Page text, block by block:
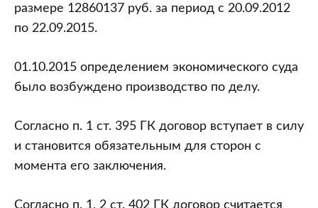
размере 12860137 руб. за период с 20.09.2012
по 22.09.2015.
01.10.2015 определением экономического суда
было возбуждено производство по делу.
Согласно п. 1 ст. 395 ГК договор вступает в силу
и становится обязательным для сторон с
момента его заключения.
Согласно п. 1, 2 ст. 402 ГК договор считается